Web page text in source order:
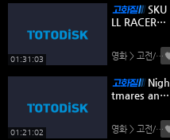
01:31:03
SKU
LL RACER
_Hollywood
Action Horr
영화 > 고전/명작
01:21:02
Nigh
tmares and
(악몽과 그림
자)_공포 앤영화 > 고전/명작